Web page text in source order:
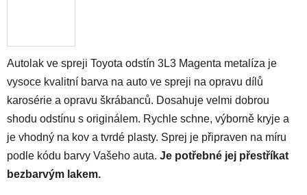
Autolak ve spreji Toyota odstín 3L3 Magenta metalíza je
vysoce kvalitní barva na auto ve spreji na opravu dílů
karosérie a opravu škrábanců. Dosahuje velmi dobrou
shodu odstínu s originálem. Rychle schne, výborně kryje a
je vhodný na kov a tvrdé plasty. Sprej je připraven na míru
podle kódu barvy Vašeho auta. Je potřebné jej přestříkat
bezbarvým lakem.